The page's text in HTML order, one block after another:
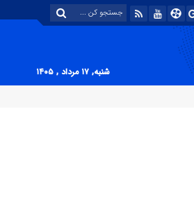
شنبه, ۱۷ مرداد , ۱۴۰۵